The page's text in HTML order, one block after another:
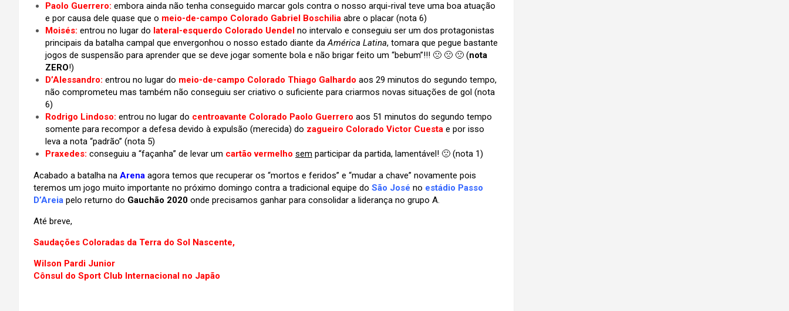
Paolo Guerrero: embora ainda não tenha conseguido marcar gols contra o nosso arqui-rival teve uma boa atuação
e por causa dele quase que o meio-de-campo Colorado Gabriel Boschilia abre o placar (nota 6)
Moisés: entrou no lugar do lateral-esquerdo Colorado Uendel no intervalo e conseguiu ser um dos protagonistas
principais da batalha campal que envergonhou o nosso estado diante daAmérica Latina, tomara que pegue bastante
jogos de suspensão para aprender que se deve jogar somente bola e não brigar feito um “bebum”!!! 🙁 🙁 🙁 (nota
ZERO!)
D’Alessandro: entrou no lugar do meio-de-campo Colorado Thiago Galhardo aos 29 minutos do segundo tempo,
não comprometeu mas também não conseguiu ser criativo o suficiente para criarmos novas situações de gol (nota
6)
Rodrigo Lindoso: entrou no lugar do centroavante Colorado Paolo Guerrero aos 51 minutos do segundo tempo
somente para recompor a defesa devido à expulsão (merecida) do zagueiro Colorado Victor Cuesta e por isso
leva a nota “padrão” (nota 5)
Praxedes: conseguiu a “façanha” de levar um cartão vermelho sem participar da partida, lamentável! 🙁 (nota 1)
Acabado a batalha na Arena agora temos que recuperar os “mortos e feridos” e “mudar a chave” novamente pois
teremos um jogo muito importante no próximo domingo contra a tradicional equipe do São José no estádio Passo
D’Areia pelo returno do Gauchão 2020 onde precisamos ganhar para consolidar a liderança no grupo A.
Até breve,
Saudações Coloradas da Terra do Sol Nascente,
Wilson Pardi Junior
Cônsul do Sport Club Internacional no Japão